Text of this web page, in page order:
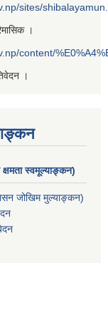
sites/
।
content/
।
स्वमूल्याङ्कन)
जोखिम मुल्याङ्कन)